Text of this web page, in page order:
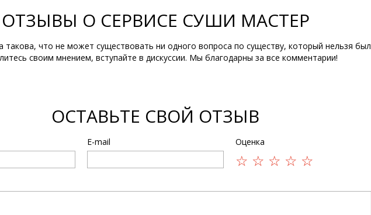
ОТЗЫВЫ О СЕРВИСЕ СУШИ МАСТЕР
такова, что не может существовать ни одного вопроса по существу, который нельзя
своим мнением, вступайте в дискуссии. Мы благодарны за все комментарии!
ОСТАВЬТЕ СВОЙ ОТЗЫВ
E-mail Оценка